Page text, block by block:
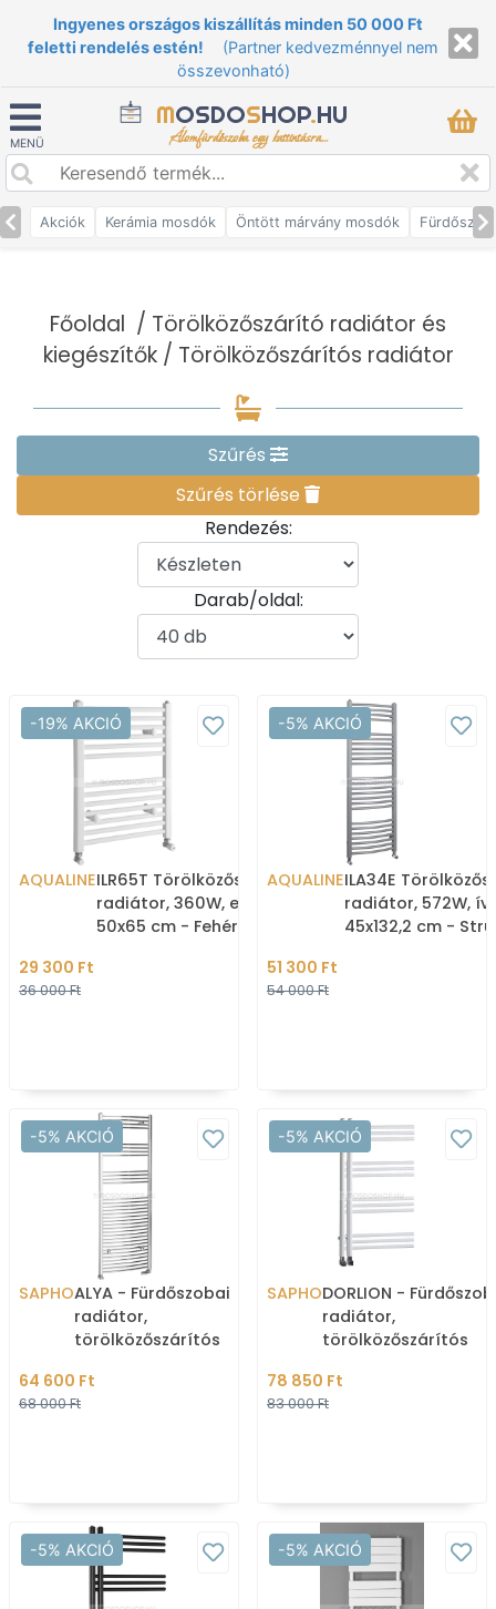
Ingyenes országos kiszállítás minden 50 000 Ft
feletti rendelés estén!
(Partner kedvezménnyel nem
összevonható)
MENÜ
MOSDOSHOP.HU
Álomfürdőszoba egy kattintásra...
Akciók Kerámia mosdók Öntött márvány mosdók
Főoldal / Törölközőszárító radiátor és
kiegészítők/ Törölközőszárítós radiátor
Szűrés
Szűrés törlése
Rendezés:
Darab/oldal:
-19% AKCIÓ
AQUALINEILR65T Törölközőszárítós
radiátor, 360W, egyenes,
50x65 cm - Fehér
29 300 Ft
36 000 Ft
-5% AKCIÓ
AQUALINEILA34E
radiátor, 572W,
45x132,2 cm -
51 300 Ft
54 000 Ft
-5% AKCIÓ
SAPHOALYA - Fürdőszobai
radiátor,
törölközőszárítós
cm, íves - Krómozott
64 600 Ft
68 000 Ft
-5% AKCIÓ
SAPHODORLION -
radiátor,
törölközőszárítós
aszimmetrikus -
78 850 Ft
83 000 Ft
-5% AKCIÓ -5% AKCIÓ